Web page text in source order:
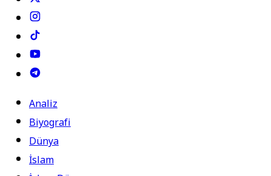
Analiz
Biyografi
Dünya
İslam